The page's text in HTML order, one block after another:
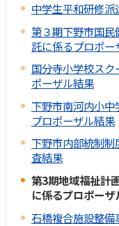
中学生平和研修
第３期下野市国
託に係るプロポー
国分寺小学校ス
ポーザル結果
下野市南河内小
プロポーザル結果
下野市内部統制
査結果
第3期地域福祉計
に係るプロポーザ
石橋複合施設整備